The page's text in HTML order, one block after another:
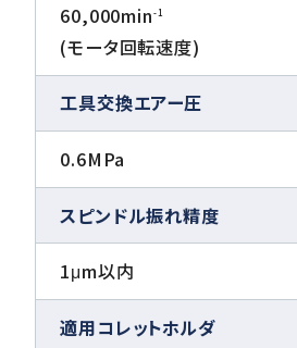
60,000min-1
(モータ回転速度)
工具交換エアー圧
0.6MPa
スピンドル振れ精度
1μm以内
適用コレットホルダ